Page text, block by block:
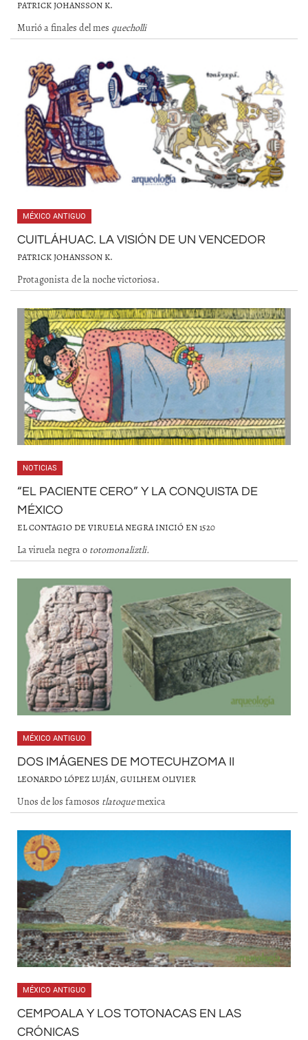
PATRICK JOHANSSON K.
Murió a finales del mes quecholli
MÉXICO ANTIGUO
CUITLÁHUAC. LA VISIÓN DE UN VENCEDOR
PATRICK JOHANSSON K.
Protagonista de la noche victoriosa.
NOTICIAS
“EL PACIENTE CERO” Y LA CONQUISTA DE
MÉXICO
EL CONTAGIO DE VIRUELA NEGRA INICIÓ EN 1520
La viruela negra o totomonaliztli.
MÉXICO ANTIGUO
DOS IMÁGENES DE MOTECUHZOMA II
LEONARDO LÓPEZ LUJÁN, GUILHEM OLIVIER
Unos de los famosos tlatoquemexica
MÉXICO ANTIGUO
CEMPOALA Y LOS TOTONACAS EN LAS
CRÓNICAS